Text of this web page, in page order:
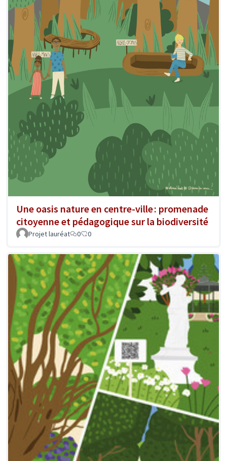
Une oasis nature en centre-ville : promenade
citoyenne et pédagogique sur la biodiversité
Projet lauréat 0 0